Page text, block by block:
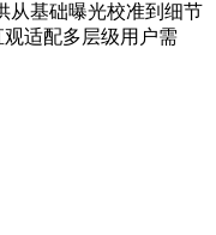
从基础曝光校准到细节
适配多层级用户需